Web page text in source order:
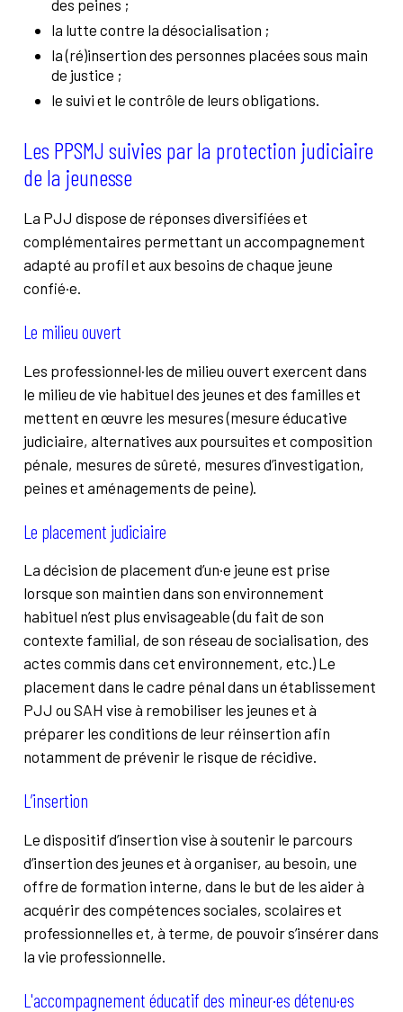
des peines ;
la lutte contre la désocialisation ;
la (ré)insertion des personnes placées sous main
de justice ;
le suivi et le contrôle de leurs obligations.
Les PPSMJ suivies par la protection judiciaire
de la jeunesse
La PJJ dispose de réponses diversifiées et
complémentaires permettant un accompagnement
adapté au profil et aux besoins de chaque jeune
confié·e.
Le milieu ouvert
Les professionnel·les de milieu ouvert exercent dans
le milieu de vie habituel des jeunes et des familles et
mettent en œuvre les mesures (mesure éducative
judiciaire, alternatives aux poursuites et composition
pénale, mesures de sûreté, mesures d’investigation,
peines et aménagements de peine).
Le placement judiciaire
La décision de placement d’un·e jeune est prise
lorsque son maintien dans son environnement
habituel n’est plus envisageable (du fait de son
contexte familial, de son réseau de socialisation, des
actes commis dans cet environnement, etc.) Le
placement dans le cadre pénal dans un établissement
PJJ ou SAH vise à remobiliser les jeunes et à
préparer les conditions de leur réinsertion afin
notamment de prévenir le risque de récidive.
L’insertion
Le dispositif d’insertion vise à soutenir le parcours
d’insertion des jeunes et à organiser, au besoin, une
offre de formation interne, dans le but de les aider à
acquérir des compétences sociales, scolaires et
professionnelles et, à terme, de pouvoir s’insérer dans
la vie professionnelle.
L'accompagnement éducatif des mineur·es détenu·es